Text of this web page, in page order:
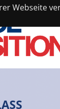
Webseite